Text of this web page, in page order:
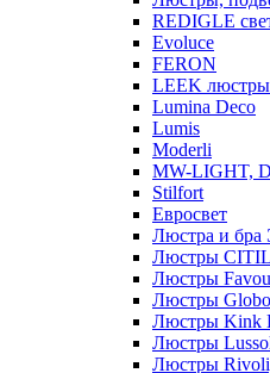
REDIGLE
Evoluce
FERON
LEEK люстры
Lumina Deco
Lumis
Moderli
MW-LIGHT,
Stilfort
Евросвет
Люстра и
Люстры
Люстры
Люстры Globo
Люстры Kink
Люстры
Люстры